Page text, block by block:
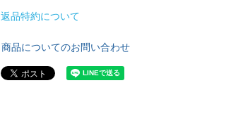
返品特約について
商品についてのお問い合わせ